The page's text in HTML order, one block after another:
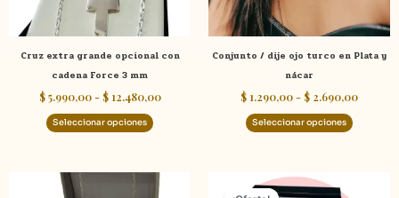
Cruz extra grande opcional con
cadena Force 3 mm
$5.990,00 - $12.480,00
Seleccionar opciones
pueden
elegir
en
página
de
Conjunto / dije ojo turco en Plata y
nácar
$ 1.290,00- $ 2.690,00
Seleccionar opciones
pueden
elegir
en
página
de
Este
El
precio